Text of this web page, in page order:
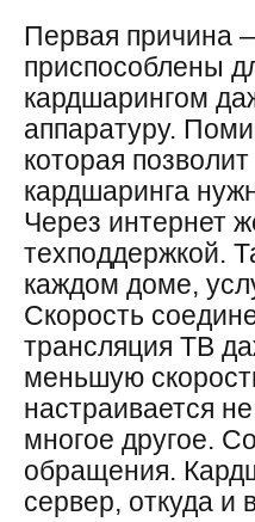
Первая причина
приспособлены
кардшарингом
аппаратуру.
которая
кардшаринга
Через интернет
техподдержкой.
каждом доме,
Скорость
трансляция ТВ
меньшую
настраивается
многое другое.
обращения.
сервер, откуда и